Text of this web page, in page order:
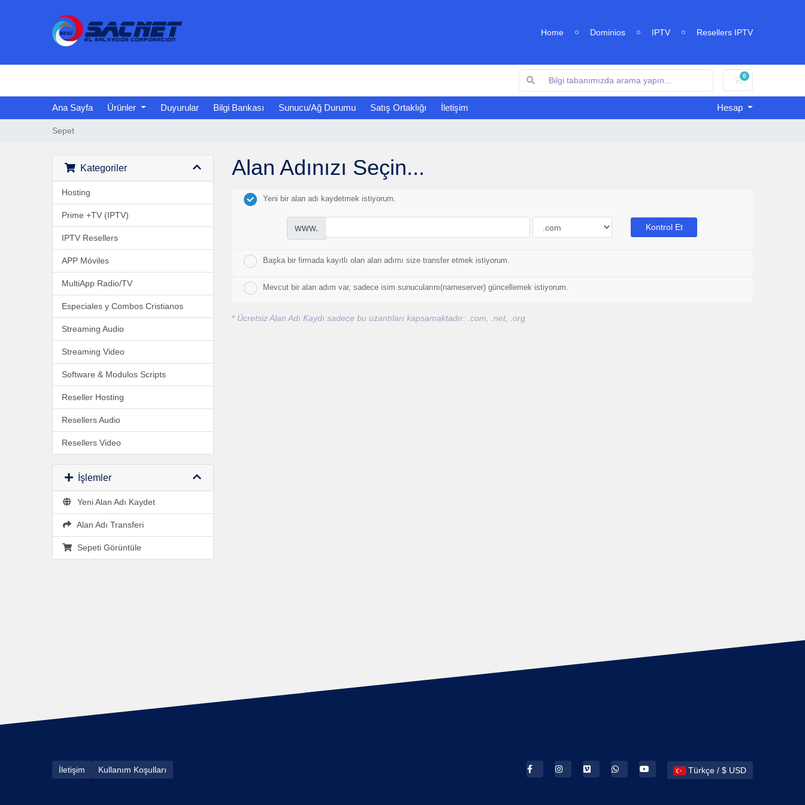
Home Dominios IPTV Resellers IPTV
0
Sepet
Ana Sayfa Ürünler Duyurular Bilgi Bankası Sunucu/Ağ Durumu Satış Ortaklığı İletişim Hesap
Sepet
Kategoriler
Hosting
Prime +TV (IPTV)
IPTV Resellers
APP Móviles
MultiApp Radio/TV
Especiales y Combos Cristianos
Streaming Audio
Streaming Video
Software & Modulos Scripts
Reseller Hosting
Resellers Audio
Resellers Video
İşlemler
Yeni Alan Adı Kaydet
Alan Adı Transferi
Sepeti Görüntüle
Alan Adınızı Seçin...
Yeni bir alan adı kaydetmek istiyorum.
www. Kontrol Et
Başka bir firmada kayıtlı olan alan adımı size transfer etmek istiyorum.
Mevcut bir alan adım var, sadece isim sunucularını(nameserver) güncellemek istiyorum.
* Ücretsiz Alan Adı Kaydı sadece bu uzantıları kapsamaktadır: .com, .net, .org
Türkçe / $ USD
İletişim Kullanım Koşulları